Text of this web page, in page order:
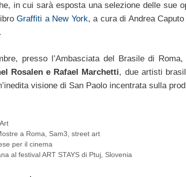
in cui sarà esposta una selezione delle sue
Graffiti a New York, a cura di Andrea
presso l’Ambasciata del Brasile di
Rosalen e Rafael Marchetti, due artisti
visione di San Paolo incentrata sulla
a Roma, Sam3,street art
per il cinema
al festival ART STAYS di Ptuj, Slovenia